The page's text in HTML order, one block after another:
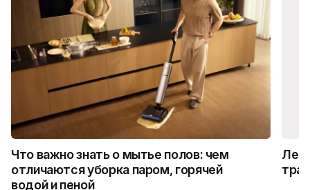
Что важно знать о мытье полов: чем
отличаются уборка паром, горячей
водой и пеной